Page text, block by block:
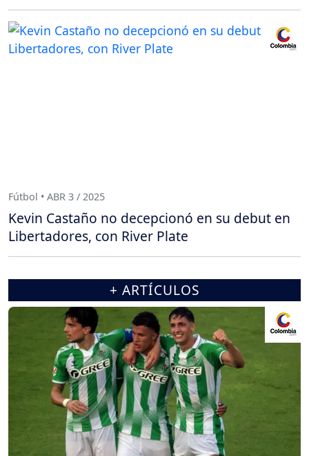
Fútbol • ABR 3 / 2025
Kevin Castaño no decepcionó en su debut en
Libertadores, con River Plate
+ ARTÍCULOS